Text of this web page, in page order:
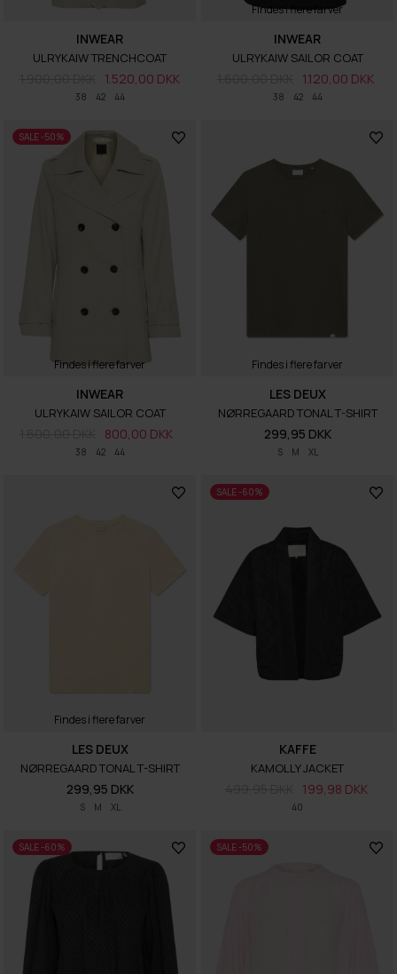
38 42 44
INWEAR
ULRYKAIW TRENCHCOAT
1.520,00 DKK
Findes i flere farver
38 42 44
INWEAR
ULRYKAIW SAILOR COAT
1.120,00 DKK
SALE -50%
Findes i flere farver
38 42 44
INWEAR
ULRYKAIW SAILOR COAT
800,00 DKK
Findes i flere farver
S M XL
LES DEUX
NØRREGAARD TONAL T-SHIRT
299,95 DKK
Findes i flere farver
S M XL
LES DEUX
NØRREGAARD TONAL T-SHIRT
299,95 DKK
SALE -60%
40
KAFFE
KAMOLLY JACKET
199,98 DKK
SALE -60% SALE -50%